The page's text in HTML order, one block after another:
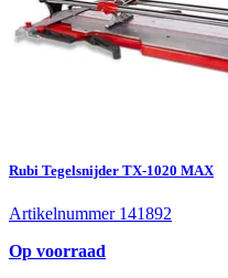
Rubi Tegelsnijder TX-1020 MAX
Artikelnummer 141892
Op voorraad